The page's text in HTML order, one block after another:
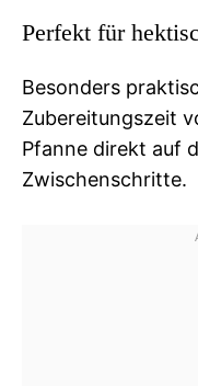
Perfekt für
Besonders
Zubereitungszeit
Pfanne direkt auf
Zwischenschritte.